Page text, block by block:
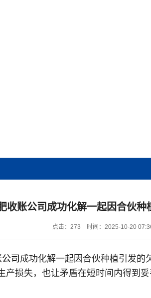
收账公司成功化解一起因合伙
点击：273 时间：2025-10-20
司 成功化解一起因合伙种植引发的
产损失，也让矛盾在短时间内得到妥